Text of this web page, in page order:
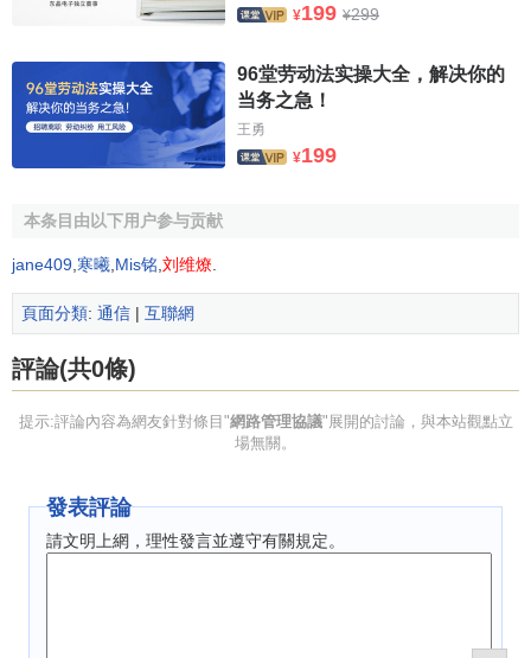
區域網個人管理協議(LAN Man Management Protocol，
被稱為IEEE 802邏輯鏈路控制上的公共管理信息服務與協
議。由於該協議直接位於IEEE802邏輯鏈路層上，它可以不
依賴於任何特定的網路協議進行網路傳輸。
或CMOT更易於實現，然而沒有
發展。但是，跨越區域網傳輸局限的LMMP信息轉換代理可
剋服這一問題。
(5)電信管理網路
Network，TMN)是帶有標準OSI協議、介面和體繫結構的管
Union，ITU)開發。TMN提供了框架，以實現異類操作系統
和電信網路之間的互聯與
TMN模型按照服務提供商的業務與運行功能來組織功能
¥199 ¥299
96堂劳动法实操大全，解决你的
当务之急！
王勇
¥199
本条目由以下用户参与贡献
jane409 寒曦 Mis铭 刘维燎
頁面分類: 通信 | 互聯網
評論(共0條)
提示:評論內容為網友針對條目"網路管理協議"展開的討論，與本站觀點立
場無關。
發表評論
請文明上網，理性發言並遵守有關規定。